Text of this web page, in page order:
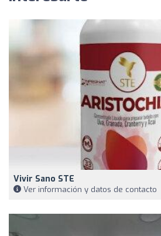
Vivir Sano STE
Ver información y datos de contacto